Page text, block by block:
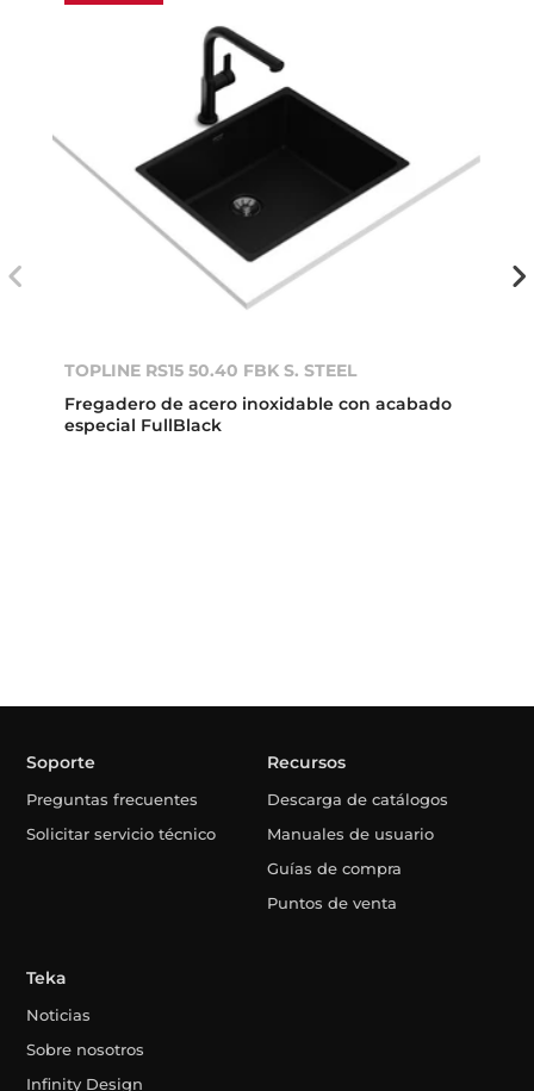
TOPLINE RS15 50.40 FBK S. STEEL
Fregadero de acero inoxidable con acabado
especial FullBlack
Soporte
Preguntas frecuentes
Solicitar servicio técnico
Recursos
Descarga de catálogos
Manuales de usuario
Guías de compra
Puntos de venta
Teka
Noticias
Sobre nosotros
Infinity Design